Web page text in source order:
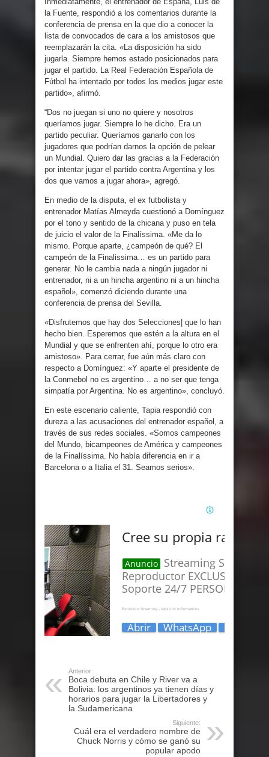
la Fuente, respondió a los comentarios durante la
conferencia de prensa en la que dio a conocer la
lista de convocados de cara a los amistosos que
reemplazarán la cita. «La disposición ha sido
jugarla. Siempre hemos estado posicionados para
jugar el partido. La Real Federación Española de
Fútbol ha intentado por todos los medios jugar este
partido», afirmó.
“Dos no juegan si uno no quiere y nosotros
queríamos jugar. Siempre lo he dicho. Era un
partido peculiar. Queríamos ganarlo con los
jugadores que podrían darnos la opción de pelear
un Mundial. Quiero dar las gracias a la Federación
por intentar jugar el partido contra Argentina y los
dos que vamos a jugar ahora», agregó.
En medio de la disputa, el ex futbolista y
entrenador Matías Almeyda cuestionó a Domínguez
por el tono y sentido de la chicana y puso en tela
de juicio el valor de la Finalíssima. «Me da lo
mismo. Porque aparte, ¿campeón de qué? El
campeón de la Finalissima… es un partido para
generar. No le cambia nada a ningún jugador ni
entrenador, ni a un hincha argentino ni a un hincha
español», comenzó diciendo durante una
conferencia de prensa del Sevilla.
«Disfrutemos que hay dos Selecciones| que lo han
hecho bien. Esperemos que estén a la altura en el
Mundial y que se enfrenten ahí, porque lo otro era
amistoso». Para cerrar, fue aún más claro con
respecto a Domínguez: «Y aparte el presidente de
la Conmebol no es argentino… a no ser que tenga
simpatía por Argentina. No es argentino», concluyó.
En este escenario caliente, Tapia respondió con
dureza a las acusaciones del entrenador español, a
través de sus redes sociales. «Somos campeones
del Mundo, bicampeones de América y campeones
de la Finalíssima. No había diferencia en ir a
Barcelona o a Italia el 31. Seamos serios».
Anterior:
Boca debuta en Chile y River va a
Bolivia: los argentinos ya tienen días y
horarios para jugar la Libertadores y
la Sudamericana
Siguiente:
Cuál era el verdadero nombre de
Chuck Norris y cómo se ganó su
popular apodo